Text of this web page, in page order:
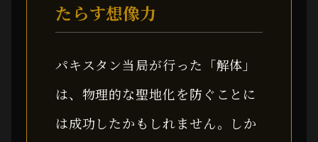
たらす想像力
パキスタン当局が行った「解体」
は、物理的な聖地化を防ぐことに
は成功したかもしれません。しか